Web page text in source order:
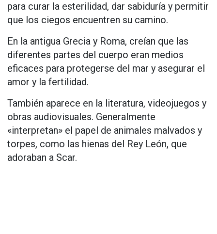
para curar la esterilidad, dar sabiduría y permitir
que los ciegos encuentren su camino.
En la antigua Grecia y Roma, creían que las
diferentes partes del cuerpo eran medios
eficaces para protegerse del mar y asegurar el
amor y la fertilidad.
También aparece en la literatura, videojuegos y
obras audiovisuales. Generalmente
«interpretan» el papel de animales malvados y
torpes, como las hienas del Rey León, que
adoraban a Scar.